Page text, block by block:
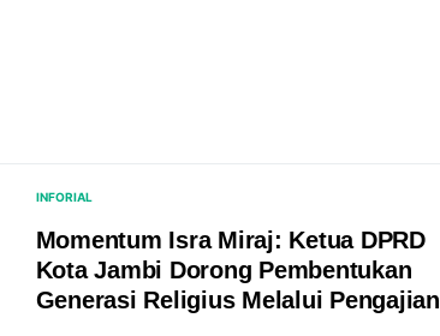
INFORIAL
Momentum Isra Miraj: Ketua DPRD
Kota Jambi Dorong Pembentukan
Generasi Religius Melalui Pengajian